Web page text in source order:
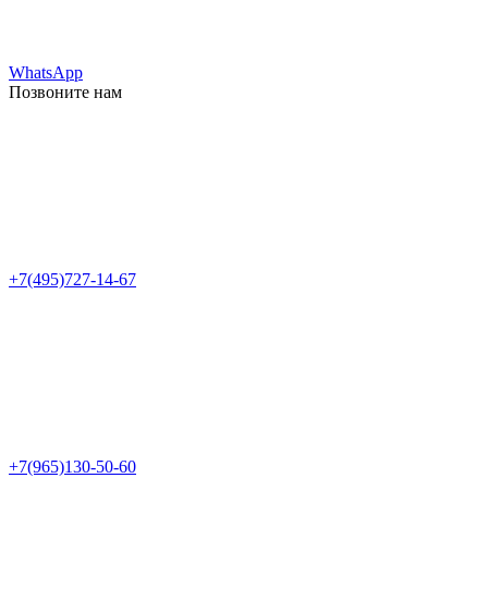
WhatsApp
Позвоните нам
+7(495)727-14-67
+7(965)130-50-60